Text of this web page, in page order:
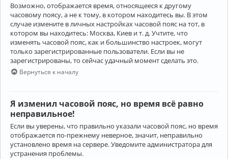
Возможно, отображается время, относящееся к другому
часовому поясу, а не к тому, в котором находитесь вы. В этом
случае измените в личных настройках часовой пояс на тот, в
котором вы находитесь: Москва, Киев и т. д. Учтите, что
изменять часовой пояс, как и большинство настроек, могут
только зарегистрированные пользователи. Если вы не
зарегистрированы, то сейчас удачный момент сделать это.
Вернуться к началу
Я изменил часовой пояс, но время всё равно
неправильное!
Если вы уверены, что правильно указали часовой пояс, но время
отображается по-прежнему неверное, значит, неправильно
установлено время на сервере. Уведомите администратора для
устранения проблемы.